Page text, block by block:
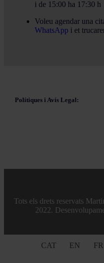
i de 15:00 ha 17:30 h
Voleu agendar una
WhatsApp i et
Polítiques i Avís Legal:
Tots els drets reservats
2022.
CAT EN FR